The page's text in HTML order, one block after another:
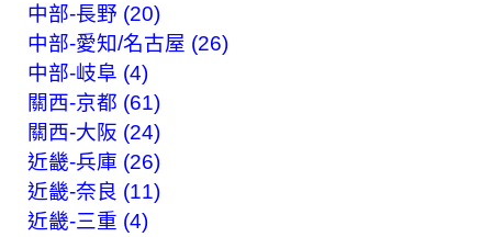
中部-長野 (20)
中部-愛知/名古屋 (26)
中部-岐阜 (4)
關西-京都 (61)
關西-大阪 (24)
近畿-兵庫 (26)
近畿-奈良 (11)
近畿-三重 (4)